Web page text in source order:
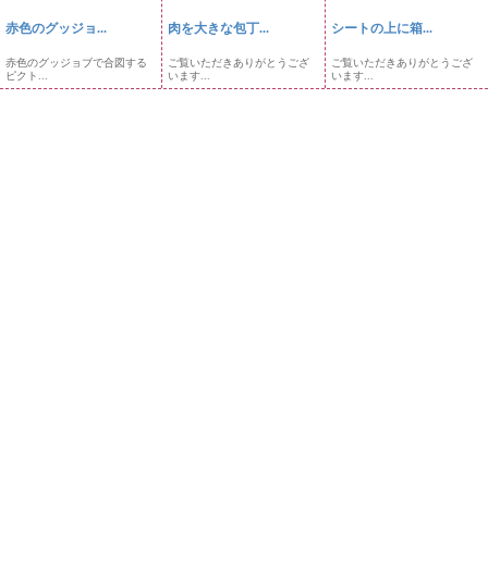
赤色のグッジョ...
赤色のグッジョブで合図する
ピクト...
肉を大きな包丁...
ご覧いただきありがとうござ
います...
シートの上に箱...
ご覧いただきありがとうござ
います...